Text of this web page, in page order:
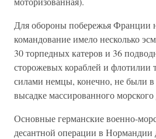
Для обороны побережья Франции
командование имело несколько
30 торпедных катеров и 36
сторожевых кораблей и флотилии
силами немцы, конечно, не были
высадке массированного
Основные германские военно-
десантной операции в Нормандии